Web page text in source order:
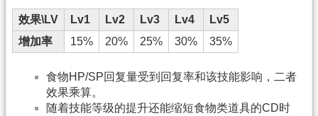
效果\LV Lv1 Lv2 Lv3 Lv4
Lv5
增加率
15% 20% 25% 30% 35%
食物HP/SP回复量受到回复率和该技能影响，二者
效果乘算。
随着技能等级的提升还能缩短食物类道具的CD时